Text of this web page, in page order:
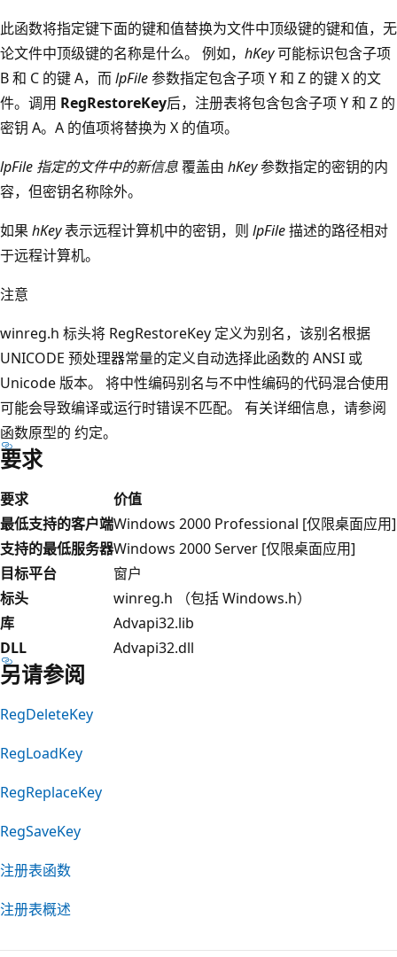
此函数将指定键下面的键和值替换为文件中顶级键的键和值，无
论文件中顶级键的名称是什么。 例如， hKey可能标识包含子项
B 和 C 的键 A，而lpFile参数指定包含子项 Y 和 Z 的键 X 的文
件。调用 RegRestoreKey后，注册表将包含包含子项 Y 和 Z 的
密钥 A。A 的值项将替换为 X 的值项。
lpFile 指定的文件中的新信息覆盖由 hKey参数指定的密钥的内
容，但密钥名称除外。
如果 hKey表示远程计算机中的密钥，则 lpFile描述的路径相对
于远程计算机。
注意
winreg.h 标头将 RegRestoreKey 定义为别名，该别名根据
UNICODE 预处理器常量的定义自动选择此函数的 ANSI 或
Unicode 版本。 将中性编码别名与不中性编码的代码混合使用
可能会导致编译或运行时错误不匹配。 有关详细信息，请参阅
函数原型的 约定。
要求
要求
价值
最低支持的客户端Windows 2000 Professional [仅限桌面应用]
支持的最低服务器Windows 2000 Server [仅限桌面应用]
目标平台
窗户
标头
winreg.h （包括 Windows.h）
库
Advapi32.lib
DLL
Advapi32.dll
另请参阅
RegDeleteKey
RegLoadKey
RegReplaceKey
RegSaveKey
注册表函数
注册表概述